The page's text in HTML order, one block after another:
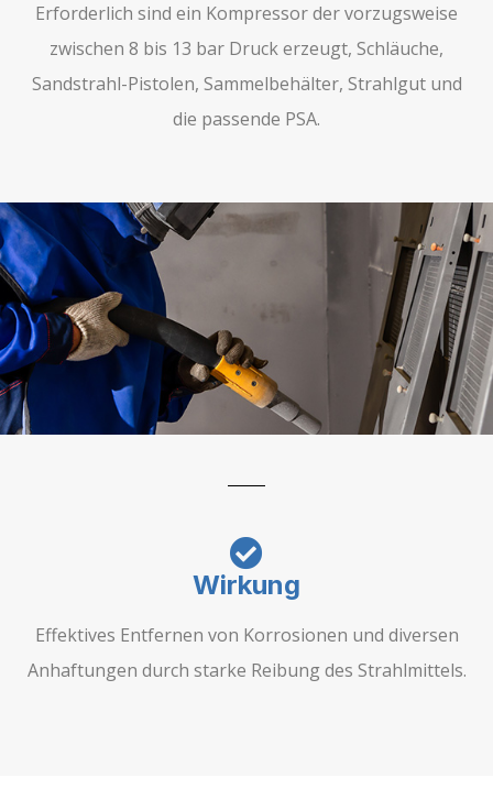
Erforderlich sind ein Kompressor der vorzugsweise
zwischen 8 bis 13 bar Druck erzeugt, Schläuche,
Sandstrahl-Pistolen, Sammelbehälter, Strahlgut und
die passende PSA.
Wirkung
Effektives Entfernen von Korrosionen und diversen
Anhaftungen durch starke Reibung des Strahlmittels.